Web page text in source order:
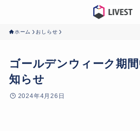
ホーム おしらせ
ゴールデンウィーク期
知らせ
2024年4月26日